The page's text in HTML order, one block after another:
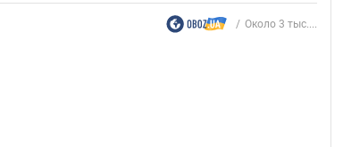
Около 3 тыс....